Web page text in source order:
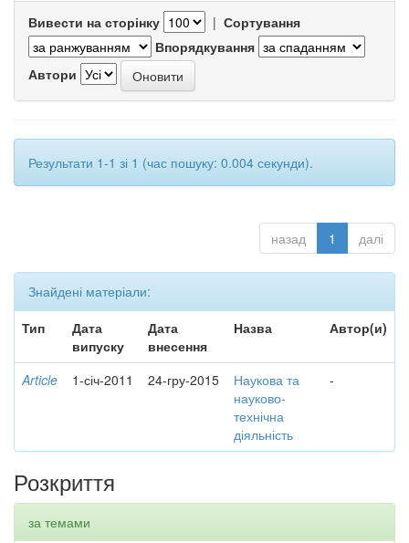
Вивести на сторінку | Сортування
Впорядкування
Автори
Результати 1-1 зі 1 (час пошуку: 0.004 секунди).
назад 1 далі
Знайдені матеріали:
Тип
Дата
випуску
Дата
внесення
Назва Автор(и)
Article 1-січ-2011 24-гру-2015
Наукова та
науково-
технічна
діяльність
-
Розкриття
за темами